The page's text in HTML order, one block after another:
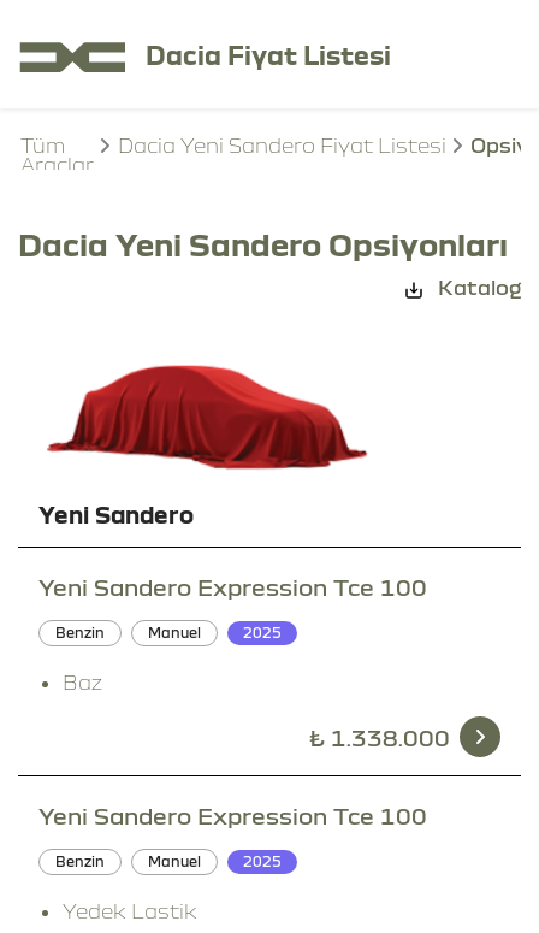
Dacia Fiyat Listesi
Tüm
Araçlar
Dacia Yeni Sandero Fiyat Listesi
Dacia Yeni Sandero Opsiyonları
Katalog
Yeni Sandero
Yeni Sandero Expression Tce 100
Benzin Manuel 2025
Baz
₺ 1.338.000
Yeni Sandero Expression Tce 100
Benzin Manuel 2025
Yedek Lastik